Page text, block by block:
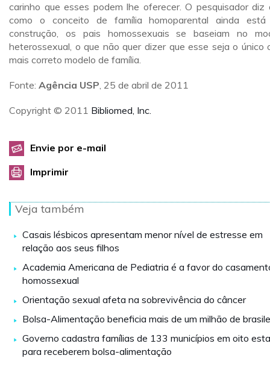
carinho que esses podem lhe oferecer. O pesquisador diz
como o conceito de família homoparental ainda está
construção, os pais homossexuais se baseiam no
heterossexual, o que não quer dizer que esse seja o único
mais correto modelo de família.
Fonte: Agência USP, 25 de abril de 2011
Copyright © 2011 Bibliomed, Inc.
Envie por e-mail
Imprimir
Veja também
Casais lésbicos apresentam menor nível de estresse em
relação aos seus filhos
Academia Americana de Pediatria é a favor do
homossexual
Orientação sexual afeta na sobrevivência do câncer
Bolsa-Alimentação beneficia mais de um milhão de
Governo cadastra famílias de 133 municípios em oito
para receberem bolsa-alimentação